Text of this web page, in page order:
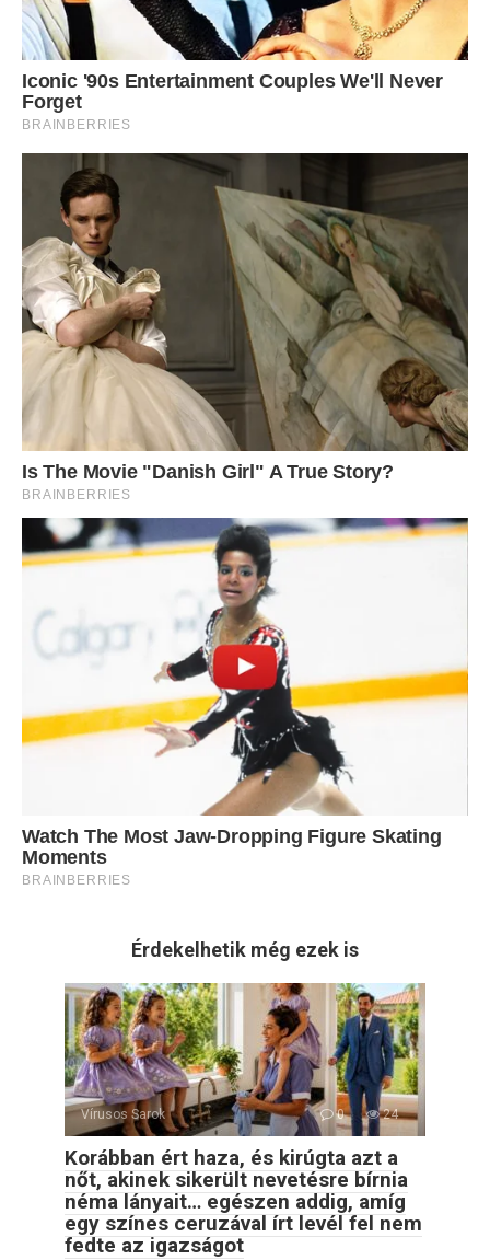
Érdekelhetik még ezek is
Vírusos Sarok 0 24
Korábban ért haza, és kirúgta azt a
nőt, akinek sikerült nevetésre bírnia
néma lányait… egészen addig, amíg
egy színes ceruzával írt levél fel nem
fedte az igazságot